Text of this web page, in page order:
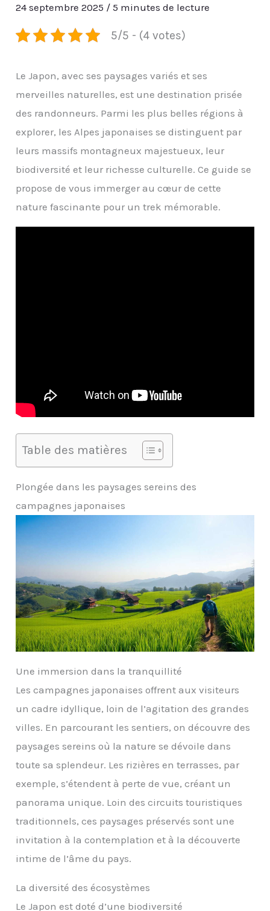
24 septembre 2025 /5 minutes de lecture
5/5 - (4 votes)
Le Japon, avec ses paysages variés et ses
merveilles naturelles, est une destination prisée
des randonneurs. Parmi les plus belles régions à
explorer, les Alpes japonaises se distinguent par
leurs massifs montagneux majestueux, leur
biodiversité et leur richesse culturelle. Ce guide se
propose de vous immerger au cœur de cette
nature fascinante pour un trek mémorable.
Table des matières
Plongée dans les paysages sereins des
campagnes japonaises
Une immersion dans la tranquillité
Les campagnes japonaises offrent aux visiteurs
un cadre idyllique, loin de l’agitation des grandes
villes. En parcourant les sentiers, on découvre des
paysages sereins où la nature se dévoile dans
toute sa splendeur. Les rizières en terrasses, par
exemple, s’étendent à perte de vue, créant un
panorama unique. Loin des circuits touristiques
traditionnels, ces paysages préservés sont une
invitation à la contemplation et à la découverte
intime de l’âme du pays.
La diversité des écosystèmes
Le Japon est doté d’une biodiversité